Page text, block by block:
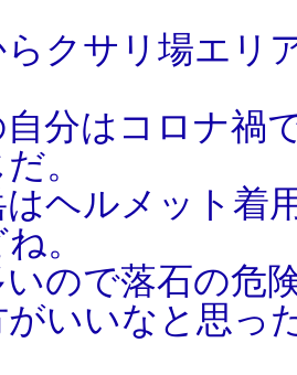
クサリ場エリ
分はコロナ禍
。
はヘルメット着
。
いので落石の危
がいいなと思っ